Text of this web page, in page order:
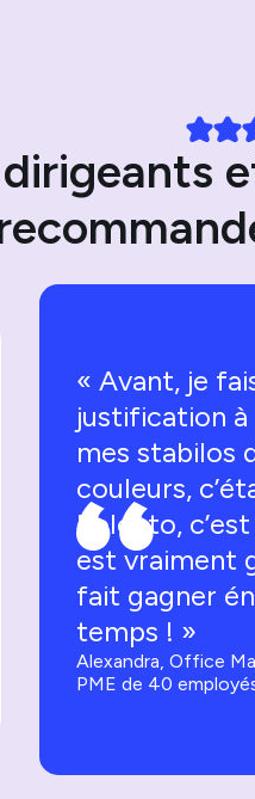
« Avant, je
justification à
mes stabilos
couleurs,
Kolecto,
est vraiment
fait gagner
temps ! »
Alexandra, Office
PME de 40